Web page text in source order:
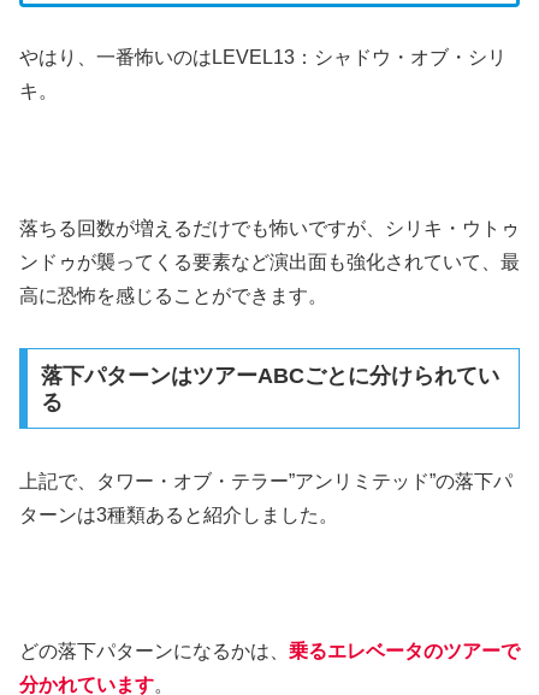
やはり、一番怖いのはLEVEL13：シャドウ・オブ・シリ
キ。
落ちる回数が増えるだけでも怖いですが、シリキ・ウトゥ
ンドゥが襲ってくる要素など演出面も強化されていて、最
高に恐怖を感じることができます。
落下パターンはツアーABCごとに分けられてい
る
上記で、タワー・オブ・テラー”アンリミテッド”の落下パ
ターンは3種類あると紹介しました。
どの落下パターンになるかは、 乗るエレベータのツアーで
分かれています。